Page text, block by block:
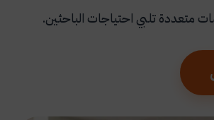
متعددة تلبي احتياجات الباحثين.